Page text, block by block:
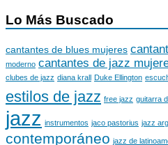
Lo Más Buscado
cantantes de blues mujeres
moderno cantantes de jazz
clubes de jazz diana krall Duke Ellington
estilos de jazz free jazz guitarra
jazz instrumentos jaco pastorius jazz
contemporáneo jazz de